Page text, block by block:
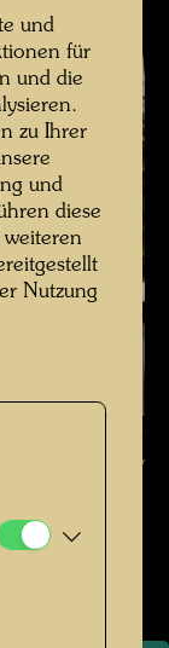
Hauses , Fotograf:
Archiv
Jahren
und
für
und die
zu Ihrer
und
diese
Nutzung